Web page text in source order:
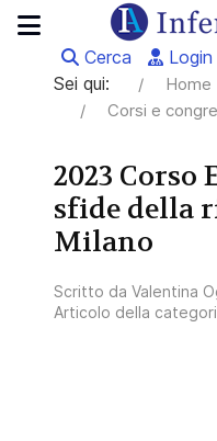
Cerca Login
Sei qui:
Home
Corsi e
2023 Corso
sfide della
Milano
Scritto da Valentina
Articolo della